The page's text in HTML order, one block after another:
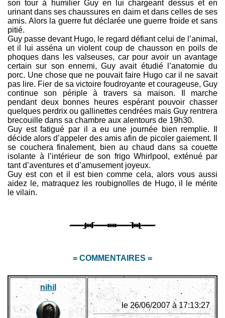
son tour à humilier Guy en lui chargeant dessus et en
urinant dans ses chaussures en daim et dans celles de ses
amis. Alors la guerre fut déclarée une guerre froide et sans
pitié.
Guy passe devant Hugo, le regard défiant celui de l’animal,
et il lui asséna un violent coup de chausson en poils de
phoques dans les valseuses, car pour avoir un avantage
certain sur son ennemi, Guy avait étudié l’anatomie du
porc. Une chose que ne pouvait faire Hugo car il ne savait
pas lire. Fier de sa victoire foudroyante et courageuse, Guy
continue son périple à travers sa maison. Il marche
pendant deux bonnes heures espérant pouvoir chasser
quelques perdrix ou gallinettes cendrées mais Guy rentrera
brecouille dans sa chambre aux alentours de 19h30.
Guy est fatigué par il a eu une journée bien remplie. Il
décide alors d’appeler des amis afin de picoler gaiement. Il
se couchera finalement, bien au chaud dans sa couette
isolante à l’intérieur de son frigo Whirlpool, exténué par
tant d’aventures et d’amusement joyeux.
Guy est con et il est bien comme cela, alors vous aussi
aidez le, matraquez les roubignolles de Hugo, il le mérite
le vilain.
= COMMENTAIRES =
nihil
le 26/06/2007 à 17:13:27